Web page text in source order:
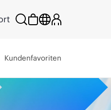
Kundenfavoriten